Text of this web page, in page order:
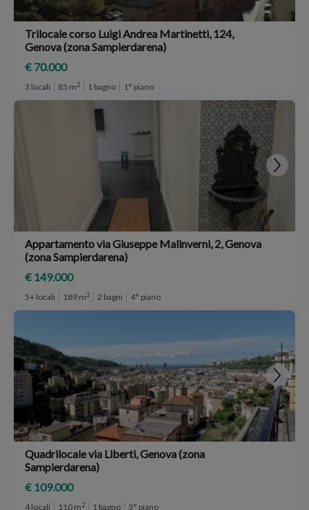
Trilocale corso Luigi Andrea Martinetti, 124,
Genova (zona Sampierdarena)
€ 70.000
3 locali 85 m2 1 bagno 1° piano
Appartamento via Giuseppe Malinverni, 2, Genova
(zona Sampierdarena)
€ 149.000
5+ locali 189 m2 2 bagni 4° piano
Quadrilocale via Liberti, Genova (zona
Sampierdarena)
€ 109.000
4 locali 110 m2 1 bagno 3° piano